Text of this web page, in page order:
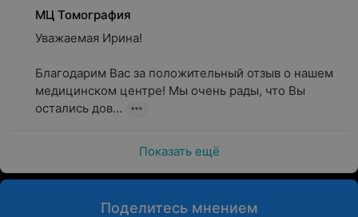
МЦ Томография
Уважаемая Ирина!
Благодарим Вас за положительный отзыв о нашем
медицинском центре! Мы очень рады, что Вы
остались дов...
Показать ещё
Поделитесь мнением